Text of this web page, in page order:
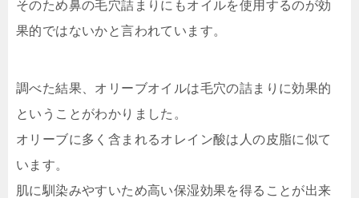
そのため鼻の毛穴詰まりにもオイルを使用するのが効
果的ではないかと言われています。
調べた結果、オリーブオイルは毛穴の詰まりに効果的
ということがわかりました。
オリーブに多く含まれるオレイン酸は人の皮脂に似て
います。
肌に馴染みやすいため高い保湿効果を得ることが出来